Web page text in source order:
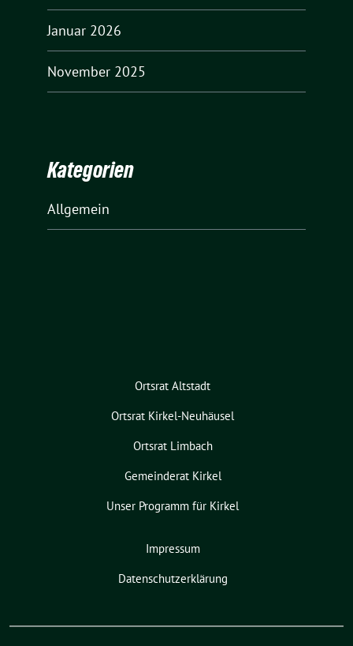
Januar 2026
November 2025
Kategorien
Allgemein
Ortsrat Altstadt
Ortsrat Kirkel-Neuhäusel
Ortsrat Limbach
Gemeinderat Kirkel
Unser Programm für Kirkel
Impressum
Datenschutzerklärung